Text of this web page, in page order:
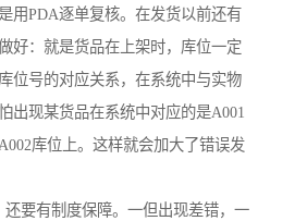
用PDA逐单复核。在发货以前还有
好：就是货品在上架时，库位一定
位号的对应关系，在系统中与实物
出现某货品在系统中对应的是A001
库位上。这样就会加大了错误发
还要有制度保障。一但出现差错，一